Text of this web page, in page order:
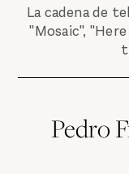
La cadena de
"Mosaic",
Pedro